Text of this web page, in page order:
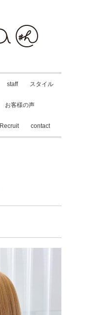
staff スタイル
お客様の声
Recruit contact